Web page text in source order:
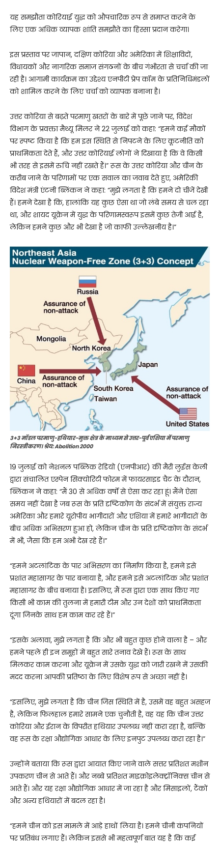
यह समझौता कोरियाई युद्ध को औपचारिक रूप से समाप्त करने के
लिए एक अधिक व्यापक शांति समझौते का हिस्सा प्रदान करेगा।
इस प्रस्ताव पर जापान, दक्षिण कोरिया और अमेरिका में शिक्षाविदों,
विधायकों और नागरिक समाज संगठनों के बीच गंभीरता से चर्चा की जा
रही है। आगामी कार्यक्रम का उद्देश्य एनपीटी प्रेप कॉम के प्रतिनिधिमंडलों
को शामिल करने के लिए चर्चा को व्यापक बनाना है।
उत्तर कोरिया से बढ़ते परमाणु खतरों के बारे में पूछे जाने पर, विदेश
विभाग के प्रवक्ता मैथ्यू मिलर ने 22 जुलाई को कहा: “हमने कई मौकों
पर स्पष्ट किया है कि हम इस स्थिति से निपटने के लिए कूटनीति को
प्राथमिकता देते हैं, और उत्तर कोरियाई लोगों ने दिखाया है कि वे किसी
भी तरह से इसमें रुचि नहीं रखते हैं।” रूस के उत्तर कोरिया और चीन के
करीब जाने के परिणामों पर एक सवाल का जवाब देते हुए, अमेरिकी
विदेश मंत्री एंटनी ब्लिंकन ने कहा: “मुझे लगता है कि हमने दो चीजें देखी
हैं। हमने देखा है कि, हालांकि यह कुछ ऐसा था जो लंबे समय से चल रहा
था, और शायद यूक्रेन में युद्ध के परिणामस्वरूप इसमें कुछ तेजी आई है,
लेकिन हमने कुछ और भी देखा है जो काफी उल्लेखनीय है।”
3+3 मॉडल परमाणु-हथियार-मुक्त क्षेत्र के माध्यम से उत्तर-पूर्व एशिया में परमाणु
निरस्त्रीकरण। श्रेय: Abolition 2000
19 जुलाई को नेशनल पब्लिक रेडियो (एनपीआर) की मैरी लुईस केली
द्वारा संचालित एस्पेन सिक्योरिटी फोरम में फायरसाइड चैट के दौरान,
ब्लिंकन ने कहा: “मैं 30 से अधिक वर्षों से ऐसा कर रहा हूं। मैंने ऐसा
समय नहीं देखा है जब रूस के प्रति दृष्टिकोण के संदर्भ में संयुक्त राज्य
अमेरिका और हमारे यूरोपीय भागीदारों और एशिया में हमारे भागीदारों के
बीच अधिक अभिसरण हुआ हो, लेकिन चीन के प्रति दृष्टिकोण के संदर्भ
में भी, जैसा कि हम अभी देख रहे हैं।”
“हमने अटलांटिक के पार अभिसरण का निर्माण किया है, हमने इसे
प्रशांत महासागर के पार बनाया है, और हमने इसे अटलांटिक और प्रशांत
महासागर के बीच बनाया है। इसलिए, मैं रूस द्वारा एक साथ किए गए
किसी भी काम की तुलना में हमारी टीम और उन देशों को प्राथमिकता
दूंगा जिनके साथ हम काम कर रहे हैं।”
“इसके अलावा, मुझे लगता है कि और भी बहुत कुछ होने वाला है – और
हमने पहले ही इन समूहों में बहुत सारे तनाव देखे हैं। रूस के साथ
मिलकर काम करना और यूक्रेन में उसके युद्ध को जारी रखने में उसकी
मदद करना आपकी प्रतिष्ठा के लिए विशेष रूप से अच्छा नहीं है।
“इसलिए, मुझे लगता है कि चीन जिस स्थिति में है, उसमें वह बहुत असहज
है, लेकिन फिलहाल हमारे सामने एक चुनौती है, वह यह कि चीन उत्तर
कोरिया और ईरान के विपरीत हथियार उपलब्ध नहीं करा रहा है, बल्कि
वह रूस के रक्षा औद्योगिक आधार के लिए इनपुट उपलब्ध करा रहा है।”
उन्होंने बताया कि रूस द्वारा आयात किए जाने वाले सत्तर प्रतिशत मशीन
उपकरण चीन से आते हैं। और नब्बे प्रतिशत माइक्रोइलेक्ट्रॉनिक्स चीन से
आते हैं। और यह रक्षा औद्योगिक आधार में जा रहा है और मिसाइलों, टैंकों
और अन्य हथियारों में बदल रहा है।
“हमने चीन को इस मामले में आड़े हाथों लिया है। हमने चीनी कंपनियों
पर प्रतिबंध लगाए हैं। लेकिन इससे भी महत्वपूर्ण बात यह है कि कई